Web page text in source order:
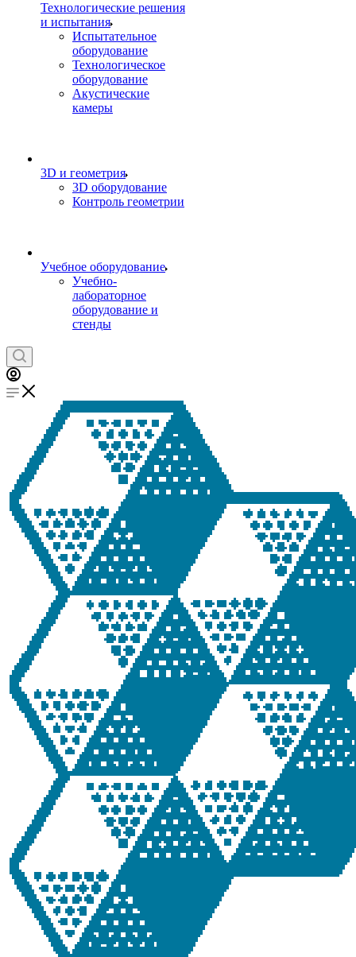
Технологические решения
и испытания
Испытательное
оборудование
Технологическое
оборудование
Акустические
камеры
3D и геометрия
3D оборудование
Контроль геометрии
Учебное оборудование
Учебно-
лабораторное
оборудование и
стенды